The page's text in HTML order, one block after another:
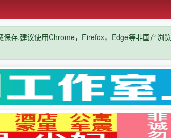
存,建议使用Chrome，Firefox，Edge等非国产浏